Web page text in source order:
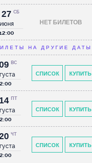
НЕТ БИЛЕТОВ
27
июня
СБ
НА ДРУГИЕ ДАТЫ
КУПИТЬ
СПИСОК
ВС
КУПИТЬ
СПИСОК
14 ПТ
КУПИТЬ
СПИСОК
ЧТ